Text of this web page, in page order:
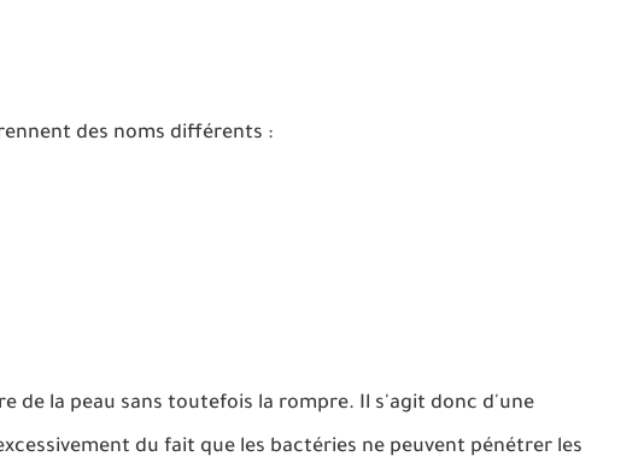
des noms différents :
de la peau sans toutefois la rompre. Il s'agit donc d'une
du fait que les bactéries ne peuvent pénétrer les